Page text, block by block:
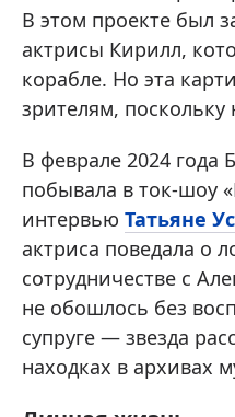
В этом проекте был
актрисы Кирилл,
корабле. Но эта
зрителям,
В феврале 2024 года
побывала в ток-шоу
интервью Татьяне
актриса поведала о
сотрудничестве с
не обошлось без
супруге — звезда
находках в архивах